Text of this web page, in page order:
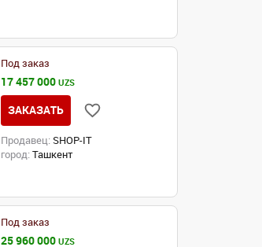
Под заказ
17 457 000UZS
ЗАКАЗАТЬ
Продавец: SHOP-IT
город: Ташкент
Под заказ
25 960 000UZS